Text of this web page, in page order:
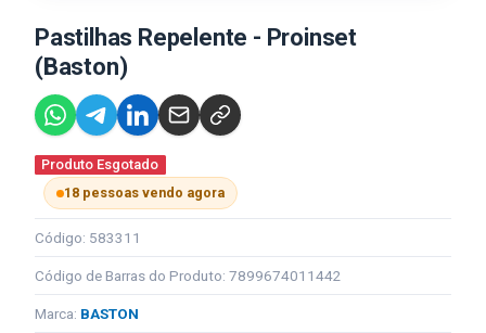
Pastilhas Repelente - Proinset
(Baston)
Produto Esgotado
18 pessoas vendo agora
Código: 583311
Código de Barras do Produto: 7899674011442
Marca: BASTON